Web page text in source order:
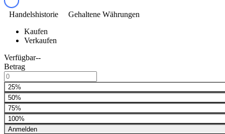
Handelshistorie
Gehaltene Währungen
Kaufen
Verkaufen
Verfügbar--
Betrag
25%
50%
75%
100%
Anmelden